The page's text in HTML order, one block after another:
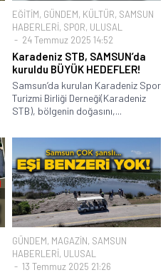
EĞİTİM, GÜNDEM, KÜLTÜR, SAMSUN
HABERLERİ, SPOR, ULUSAL
24 Temmuz 2025 14:52
Karadeniz STB, SAMSUN’da
kuruldu BÜYÜK HEDEFLER!
Samsun’da kurulan Karadeniz Spor
Turizmi Birliği Derneği(Karadeniz
STB), bölgenin doğasını,...
GÜNDEM, MAGAZİN, SAMSUN
HABERLERİ, ULUSAL
13 Temmuz 2025 21:26